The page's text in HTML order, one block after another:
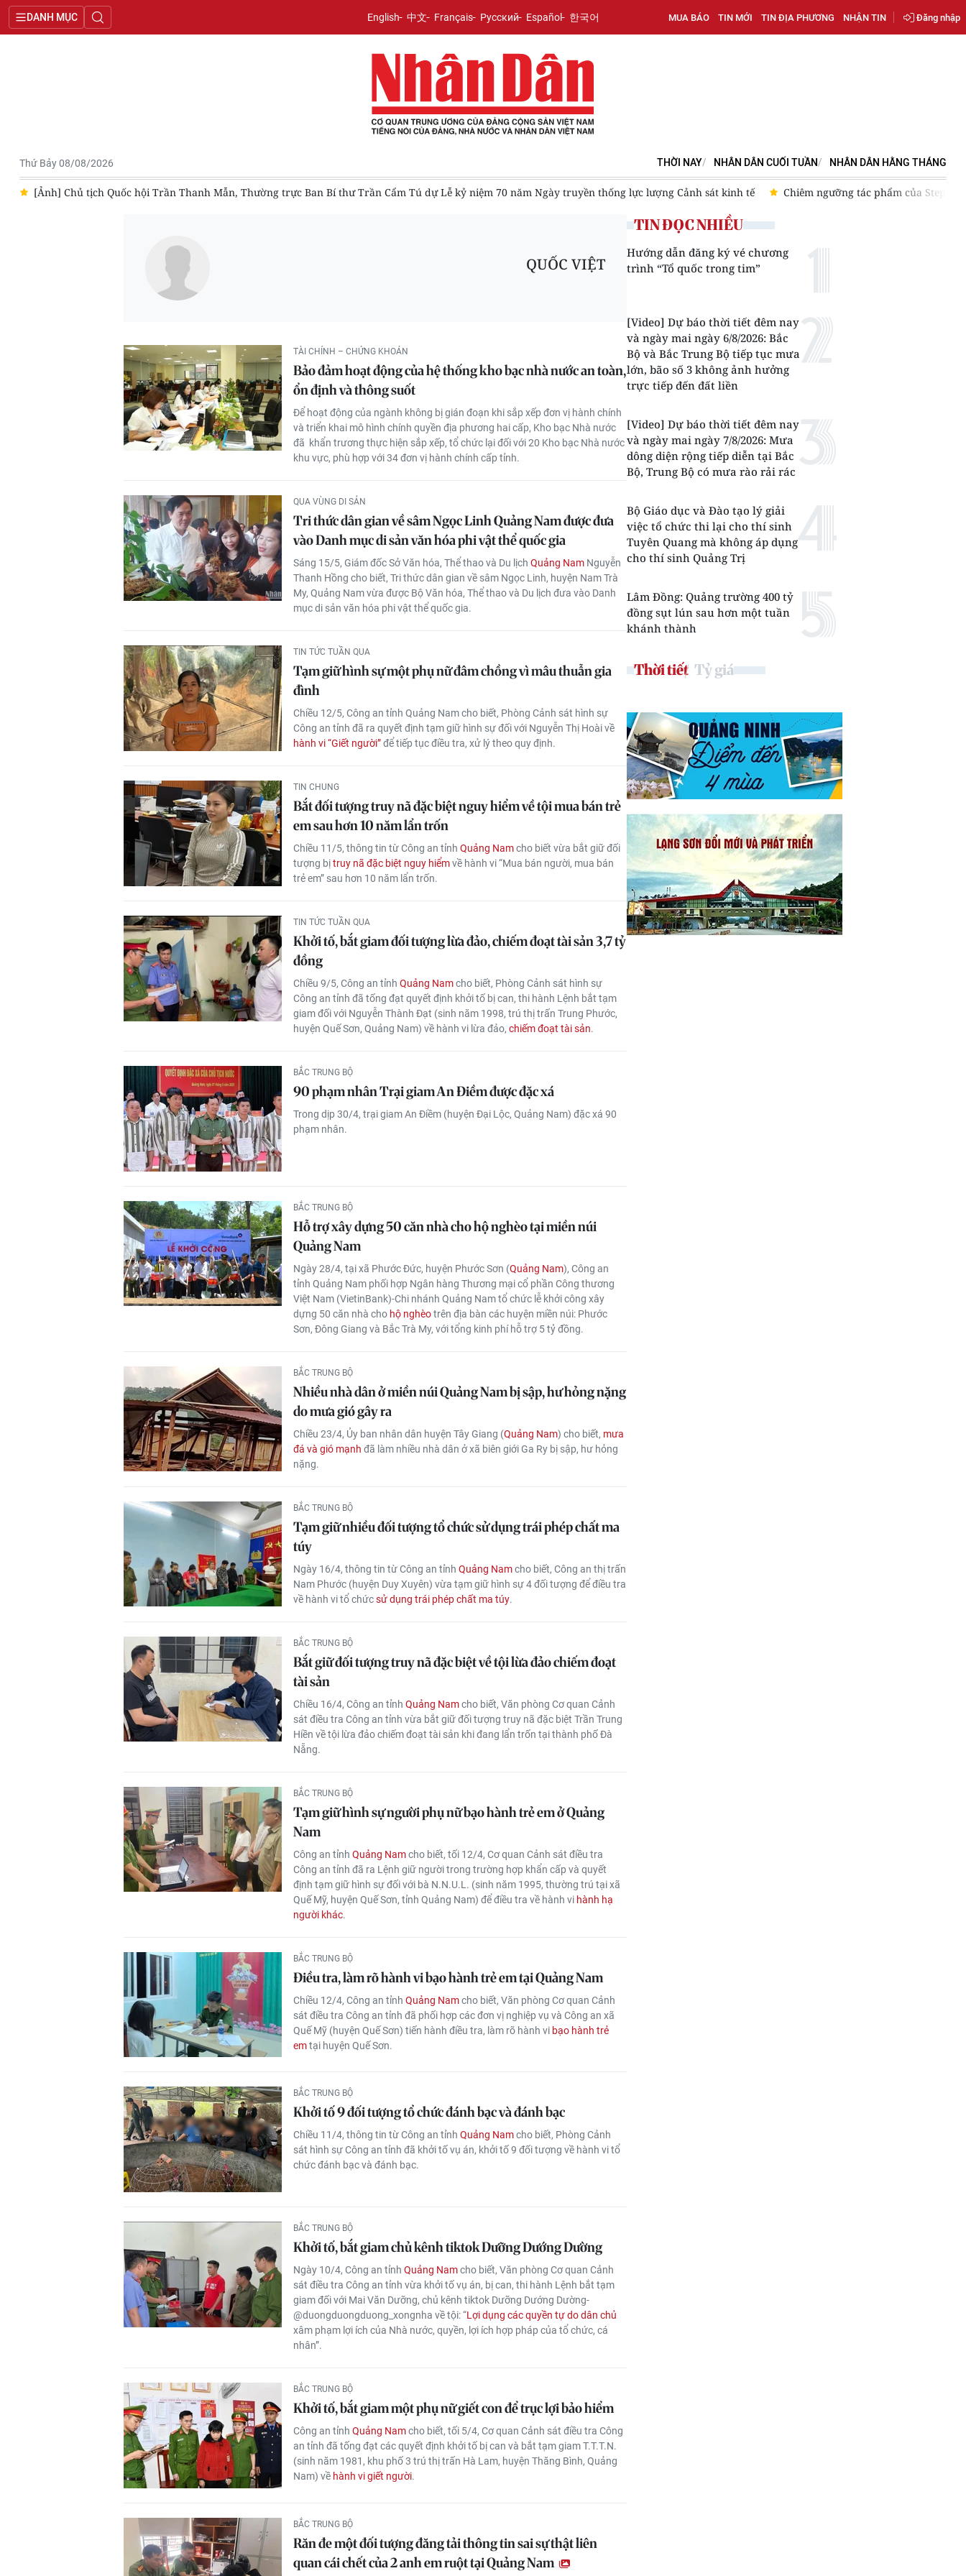
DANH MỤC English 中文 Français Русский Español 한국어 MUA BÁO TIN MỚI TIN ĐỊA PHƯƠNG NHẬN TIN Đăng nhập
Thứ Bảy 08/08/2026 THỜI NAY NHÂN DÂN CUỐI TUẦN NHÂN DÂN HẰNG THÁNG
[Ảnh] Chủ tịch Quốc hội Trần Thanh Mẫn, Thường trực Ban Bí thư Trần Cẩm Tú dự Lễ kỷ niệm 70 năm Ngày truyền thống lực lượng Cảnh sát kinh tế Chiêm ngưỡng tác phẩm của Stepan
QUỐC VIỆT
TÀI CHÍNH – CHỨNG KHOÁN
Bảo đảm hoạt động của hệ thống kho bạc nhà nước an toàn,
ổn định và thông suốt
Để hoạt động của ngành không bị gián đoạn khi sắp xếp đơn vị hành chính
và triển khai mô hình chính quyền địa phương hai cấp, Kho bạc Nhà nước
đã khẩn trương thực hiện sắp xếp, tổ chức lại đối với 20 Kho bạc Nhà nước
khu vực, phù hợp với 34 đơn vị hành chính cấp tỉnh.
QUA VÙNG DI SẢN
Tri thức dân gian về sâm Ngọc Linh Quảng Nam được đưa
vào Danh mục di sản văn hóa phi vật thể quốc gia
Sáng 15/5, Giám đốc Sở Văn hóa, Thể thao và Du lịch Quảng Nam Nguyễn
Thanh Hồng cho biết, Tri thức dân gian về sâm Ngọc Linh, huyện Nam Trà
My, Quảng Nam vừa được Bộ Văn hóa, Thể thao và Du lịch đưa vào Danh
mục di sản văn hóa phi vật thể quốc gia.
TIN TỨC TUẦN QUA
Tạm giữ hình sự một phụ nữ đâm chồng vì mâu thuẫn gia
đình
Chiều 12/5, Công an tỉnh Quảng Nam cho biết, Phòng Cảnh sát hình sự
Công an tỉnh đã ra quyết định tạm giữ hình sự đối với Nguyễn Thị Hoài về
hành vi “Giết người”để tiếp tục điều tra, xử lý theo quy định.
TIN CHUNG
Bắt đối tượng truy nã đặc biệt nguy hiểm về tội mua bán trẻ
em sau hơn 10 năm lẩn trốn
Chiều 11/5, thông tin từ Công an tỉnh Quảng Namcho biết vừa bắt giữ đối
tượng bịtruy nã đặc biệt nguy hiểmvề hành vi “Mua bán người, mua bán
trẻ em” sau hơn 10 năm lẩn trốn.
TIN TỨC TUẦN QUA
Khởi tố, bắt giam đối tượng lừa đảo, chiếm đoạt tài sản 3,7 tỷ
đồng
Chiều 9/5, Công an tỉnh Quảng Namcho biết, Phòng Cảnh sát hình sự
Công an tỉnh đã tống đạt quyết định khởi tố bị can, thi hành Lệnh bắt tạm
giam đối với Nguyễn Thành Đạt (sinh năm 1998, trú thị trấn Trung Phước,
huyện Quế Sơn, Quảng Nam) về hành vi lừa đảo, chiếm đoạt tài sản.
BẮC TRUNG BỘ
90 phạm nhân Trại giam An Điềm được đặc xá
Trong dịp 30/4, trại giam An Điềm (huyện Đại Lộc, Quảng Nam) đặc xá 90
phạm nhân.
BẮC TRUNG BỘ
Hỗ trợ xây dựng 50 căn nhà cho hộ nghèo tại miền núi
Quảng Nam
Ngày 28/4, tại xã Phước Đức, huyện Phước Sơn (Quảng Nam), Công an
tỉnh Quảng Nam phối hợp Ngân hàng Thương mại cổ phần Công thương
Việt Nam (VietinBank)-Chi nhánh Quảng Nam tổ chức lễ khởi công xây
dựng 50 căn nhà cho hộ nghèotrên địa bàn các huyện miền núi: Phước
Sơn, Đông Giang và Bắc Trà My, với tổng kinh phí hỗ trợ 5 tỷ đồng.
BẮC TRUNG BỘ
Nhiều nhà dân ở miền núi Quảng Nam bị sập, hư hỏng nặng
do mưa gió gây ra
Chiều 23/4, Ủy ban nhân dân huyện Tây Giang (Quảng Nam) cho biết, mưa
đá và gió mạnh đã làm nhiều nhà dân ở xã biên giới Ga Ry bị sập, hư hỏng
nặng.
BẮC TRUNG BỘ
Tạm giữ nhiều đối tượng tổ chức sử dụng trái phép chất ma
túy
Ngày 16/4, thông tin từ Công an tỉnh Quảng Namcho biết, Công an thị trấn
Nam Phước (huyện Duy Xuyên) vừa tạm giữ hình sự 4 đối tượng để điều tra
về hành vi tổ chứcsử dụng trái phép chất ma túy.
BẮC TRUNG BỘ
Bắt giữ đối tượng truy nã đặc biệt về tội lừa đảo chiếm đoạt
tài sản
Chiều 16/4, Công an tỉnh Quảng Namcho biết, Văn phòng Cơ quan Cảnh
sát điều tra Công an tỉnh vừa bắt giữ đối tượng truy nã đặc biệt Trần Trung
Hiền về tội lừa đảo chiếm đoạt tài sản khi đang lẩn trốn tại thành phố Đà
Nẵng.
BẮC TRUNG BỘ
Tạm giữ hình sự người phụ nữ bạo hành trẻ em ở Quảng
Nam
Công an tỉnh Quảng Namcho biết, tối 12/4, Cơ quan Cảnh sát điều tra
Công an tỉnh đã ra Lệnh giữ người trong trường hợp khẩn cấp và quyết
định tạm giữ hình sự đối với bà N.N.U.L. (sinh năm 1995, thường trú tại xã
Quế Mỹ, huyện Quế Sơn, tỉnh Quảng Nam) để điều tra về hành vi hành hạ
người khác.
BẮC TRUNG BỘ
Điều tra, làm rõ hành vi bạo hành trẻ em tại Quảng Nam
Chiều 12/4, Công an tỉnh Quảng Namcho biết, Văn phòng Cơ quan Cảnh
sát điều tra Công an tỉnh đã phối hợp các đơn vị nghiệp vụ và Công an xã
Quế Mỹ (huyện Quế Sơn) tiến hành điều tra, làm rõ hành vi bạo hành trẻ
emtại huyện Quế Sơn.
BẮC TRUNG BỘ
Khởi tố 9 đối tượng tổ chức đánh bạc và đánh bạc
Chiều 11/4, thông tin từ Công an tỉnh Quảng Namcho biết, Phòng Cảnh
sát hình sự Công an tỉnh đã khởi tố vụ án, khởi tố 9 đối tượng về hành vi tổ
chức đánh bạc và đánh bạc.
BẮC TRUNG BỘ
Khởi tố, bắt giam chủ kênh tiktok Dưỡng Dướng Dường
Ngày 10/4, Công an tỉnh Quảng Namcho biết, Văn phòng Cơ quan Cảnh
sát điều tra Công an tỉnh vừa khởi tố vụ án, bị can, thi hành Lệnh bắt tạm
giam đối với Mai Văn Dưỡng, chủ kênh tiktok Dưỡng Dướng Dường-
@duongduongduong_xongnha về tội: “Lợi dụng các quyền tự do dân chủ
xâm phạm lợi ích của Nhà nước, quyền, lợi ích hợp pháp của tổ chức, cá
nhân”.
BẮC TRUNG BỘ
Khởi tố, bắt giam một phụ nữ giết con để trục lợi bảo hiểm
Công an tỉnh Quảng Namcho biết, tối 5/4, Cơ quan Cảnh sát điều tra Công
an tỉnh đã tống đạt các quyết định khởi tố bị can và bắt tạm giam T.T.T.N.
(sinh năm 1981, khu phố 3 trú thị trấn Hà Lam, huyện Thăng Bình, Quảng
Nam) về hành vi giết người.
BẮC TRUNG BỘ
Răn đe một đối tượng đăng tải thông tin sai sự thật liên
quan cái chết của 2 anh em ruột tại Quảng Nam
TIN ĐỌC NHIỀU
Hướng dẫn đăng ký vé chương
trình “Tổ quốc trong tim”
[Video] Dự báo thời tiết đêm nay
và ngày mai ngày 6/8/2026: Bắc
Bộ và Bắc Trung Bộ tiếp tục mưa
lớn, bão số 3 không ảnh hưởng
trực tiếp đến đất liền
[Video] Dự báo thời tiết đêm nay
và ngày mai ngày 7/8/2026: Mưa
dông diện rộng tiếp diễn tại Bắc
Bộ, Trung Bộ có mưa rào rải rác
Bộ Giáo dục và Đào tạo lý giải
việc tổ chức thi lại cho thí sinh
Tuyên Quang mà không áp dụng
cho thí sinh Quảng Trị
Lâm Đồng: Quảng trường 400 tỷ
đồng sụt lún sau hơn một tuần
khánh thành
Thời tiết Tỷ giá